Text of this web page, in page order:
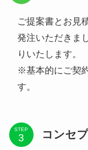
ご提案書とお見
発注いただきま
りいたします。
※基本的にご契
す。
STEP コンセ